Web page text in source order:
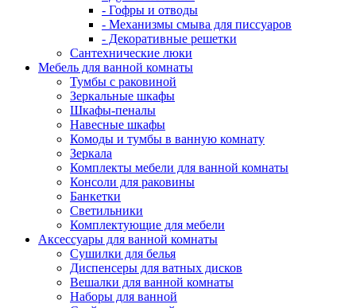
- Гофры и отводы
- Механизмы смыва для писсуаров
- Декоративные решетки
Сантехнические люки
Мебель для ванной комнаты
Тумбы с раковиной
Зеркальные шкафы
Шкафы-пеналы
Навесные шкафы
Комоды и тумбы в ванную комнату
Зеркала
Комплекты мебели для ванной комнаты
Консоли для раковины
Банкетки
Светильники
Комплектующие для мебели
Аксессуары для ванной комнаты
Сушилки для белья
Диспенсеры для ватных дисков
Вешалки для ванной комнаты
Наборы для ванной